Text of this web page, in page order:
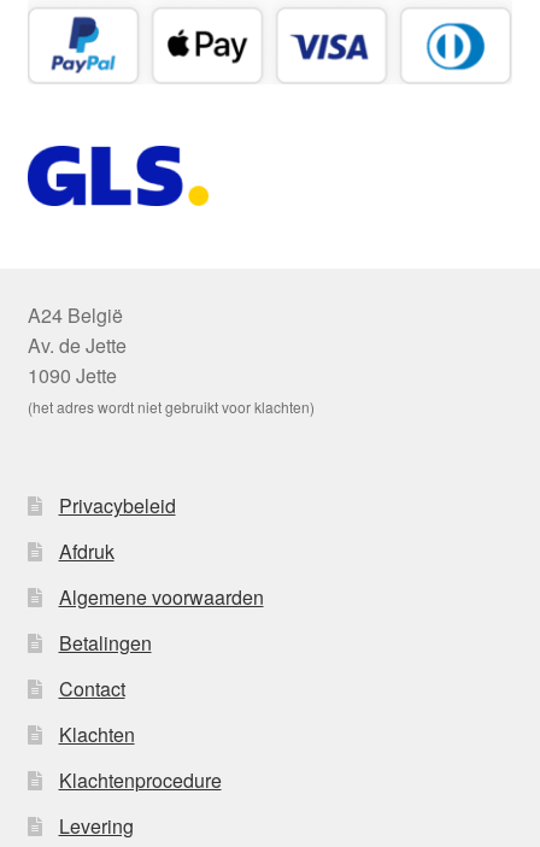
A24 België
Av. de Jette
1090 Jette
(het adres wordt niet gebruikt voor klachten)
Privacybeleid
Afdruk
Algemene voorwaarden
Betalingen
Contact
Klachten
Klachtenprocedure
Levering